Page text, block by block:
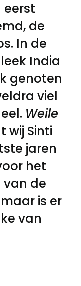
eerst
de
In de
India
genoten
viel
Weile
wij Sinti
jaren
het
de
is er
van